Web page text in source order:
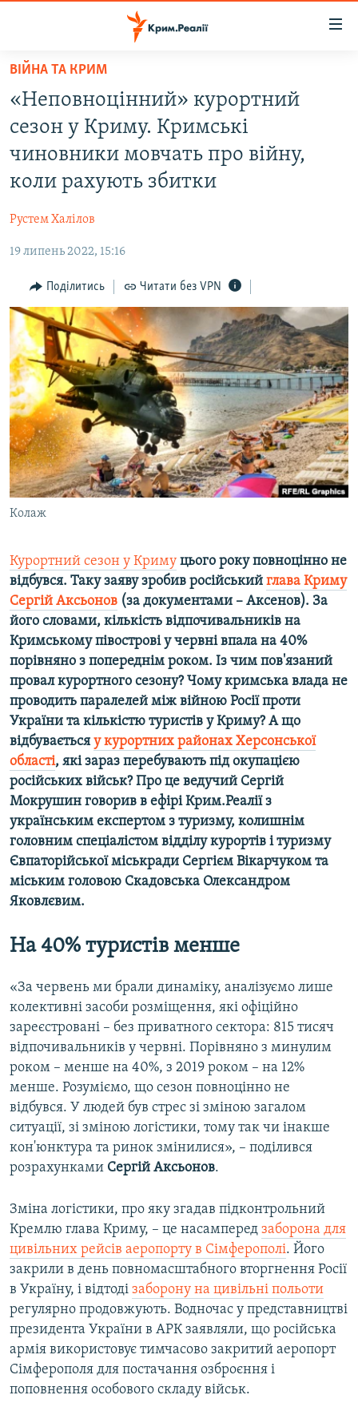
Перейти
основного
матеріалу
основної
Перейти
до
ВІДЕО ТА ФОТО
ПОГЛЯД
ІНТЕРВ'Ю
ВСЕ ЗА ДЕНЬ
СПЕЦПРОЕКТИ
ДЕПОРТАЦІЯ
ВІДЕОУРОКИ «ELIFBE»
СВІДЧЕННЯ ОКУПАЦІЇ
УКРАЇНСЬКА ПРОБЛЕМА КРИМУ
ІНФОГРАФІКА
ЯК ОБІЙТИ БЛОКУВАННЯ
Русский
Qırımtatar
ДОЛУЧАЙСЯ!
ВІЙНА ТА КРИМ
«Неповноцінний» курортний
сезон у Криму. Кримські
чиновники мовчать про війну,
коли рахують збитки
Рустем Халілов
19 липень 2022, 15:16
Поділитись Читати без VPN
Колаж
Курортний сезон у Криму цього року повноцінно не
відбувся. Таку заяву зробив російський глава Криму
Сергій Аксьонов (за документами – Аксенов). За
його словами, кількість відпочивальників на
Кримському півострові у червні впала на 40%
порівняно з попереднім роком. Із чим пов'язаний
провал курортного сезону? Чому кримська влада не
проводить паралелей між війною Росії проти
України та кількістю туристів у Криму? А що
відбувається у курортних районах Херсонської
області, які зараз перебувають під окупацією
російських військ? Про це ведучий Сергій
Мокрушин говорив в ефірі Крим.Реалії з
українським експертом з туризму, колишнім
головним спеціалістом відділу курортів і туризму
Євпаторійської міськради Сергієм Вікарчуком та
міським головою Скадовська Олександром
Яковлєвим.
На 40% туристів менше
«За червень ми брали динаміку, аналізуємо лише
колективні засоби розміщення, які офіційно
зареєстровані – без приватного сектора: 815 тисяч
відпочивальників у червні. Порівняно з минулим
роком – менше на 40%, з 2019 роком – на 12%
менше. Розуміємо, що сезон повноцінно не
відбувся. У людей був стрес зі зміною загалом
ситуації, зі зміною логістики, тому так чи інакше
кон'юнктура та ринок змінилися», – поділився
розрахунками Сергій Аксьонов.
Зміна логістики, про яку згадав підконтрольний
Кремлю глава Криму, – це насамперед заборона для
цивільних рейсів аеропорту в Сімферополі. Його
закрили в день повномасштабного вторгнення Росії
в Україну, і відтоді заборону на цивільні польоти
регулярно продовжують. Водночас у представництві
президента України в АРК заявляли, що російська
армія використовує тимчасово закритий аеропорт
Сімферополя для постачання озброєння і
поповнення особового складу військ.